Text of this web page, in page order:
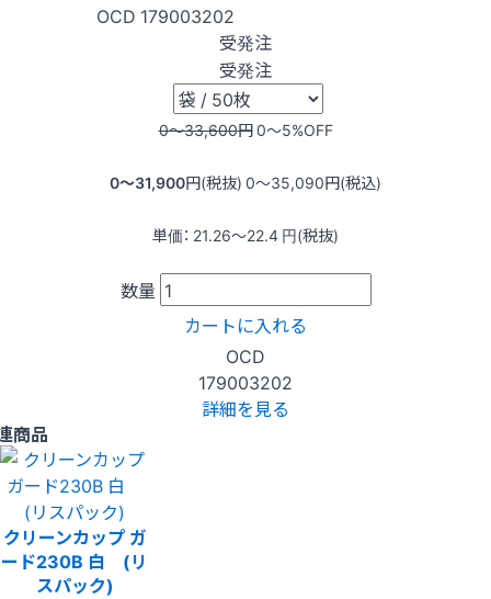
OCD 179003202
受発注
受発注
0〜33,600円0〜5%OFF
0〜31,900円(税抜) 0〜35,090円(税込)
単価： 21.26〜22.4 円(税抜)
数量
カートに入れる
OCD
179003202
詳細を見る
商品
クリーンカップ ガ
ード230B 白 (リ
スパック)